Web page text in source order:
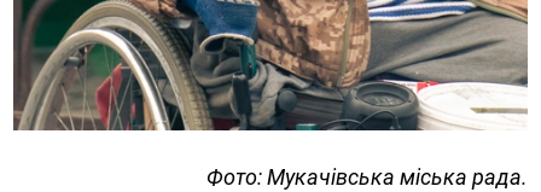
Фото: Мукачівська міська рада.